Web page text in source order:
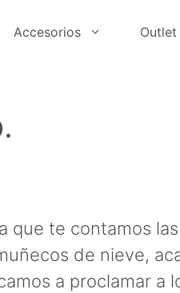
Accesorios Outlet
te contamos
de nieve,
a proclamar a